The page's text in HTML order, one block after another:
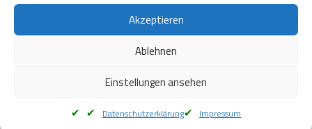
Akzeptieren
Ablehnen
Einstellungen ansehen
Datenschutzerklärung Impressum